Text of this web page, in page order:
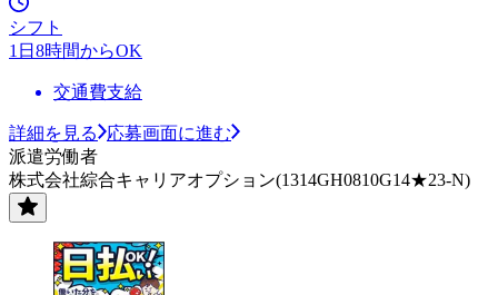
シフト
1日8時間からOK
交通費支給
詳細を見る
応募画面に進む
派遣労働者
株式会社綜合キャリアオプション(1314GH0810G14★23-N)